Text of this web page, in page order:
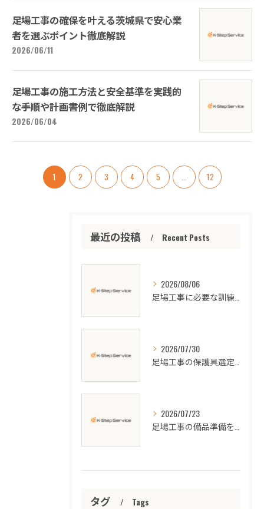
足場工事の確保を叶える茨城県で安心業
者を選ぶポイント徹底解説
2026/06/11
足場工事の施工方法と安全基準を実践的
な手順や計画書例で徹底解説
2026/06/04
1 2 3 4 5 ... 12
最近の投稿 Recent Posts
2026/08/06
2026/07/30
2026/07/23
タグ Tags